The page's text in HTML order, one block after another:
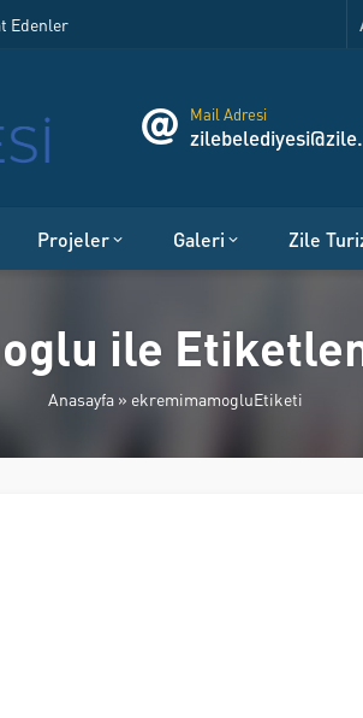
Edenler
Mail Adresi
Projeler Galeri Zile
ile
Anasayfa » ekremimamogluEtiketi